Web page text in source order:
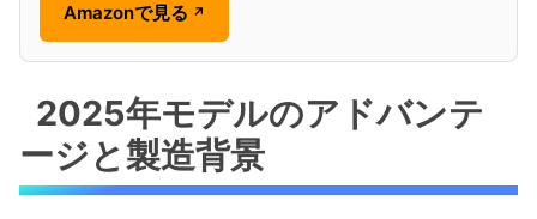
Amazonで見る ↗
2025年モデルのアドバンテ
ージと製造背景